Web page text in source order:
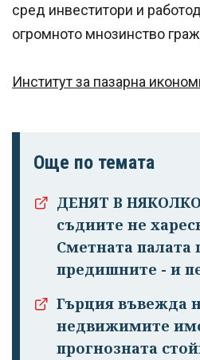
сред инвеститори и
огромното мнозинство
Институт за пазарна
Още по темата
ДЕНЯТ В
съдиите не
Сметната
предишните - и
Гърция въвежда
недвижимите
прогнозната